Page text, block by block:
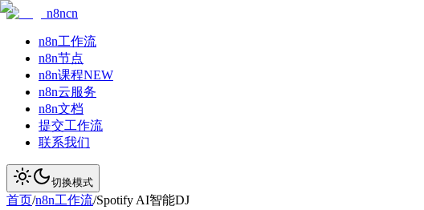
n8ncn
n8n工作流
n8n节点
n8n课程NEW
n8n云服务
n8n文档
提交工作流
联系我们
切换模式
首页/n8n工作流/Spotify AI智能DJ